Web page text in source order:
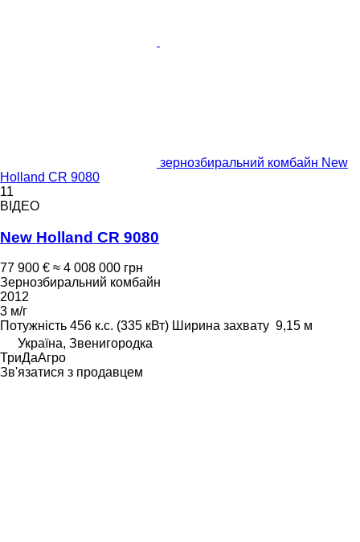
зернозбиральний комбайн New
Holland CR 9080
11
ВІДЕО
New Holland CR 9080
77 900 € ≈ 4 008 000 грн
Зернозбиральний комбайн
2012
3 м/г
Потужність 456 к.с. (335 кВт) Ширина захвату 9,15 м
Україна, Звенигородка
ТриДаАгро
Зв'язатися з продавцем